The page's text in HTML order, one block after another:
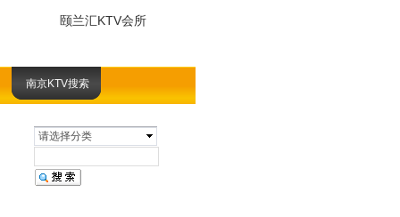
南京KTV搜索
请选择分类
颐兰汇KTV会所